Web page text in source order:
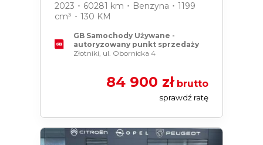
2023 ･ 60281 km ･ Benzyna ･ 1199
cm³ ･ 130 KM
GB Samochody Używane -
autoryzowany punkt sprzedaży
Złotniki, ul. Obornicka 4
84 900 złbrutto
sprawdź ratę